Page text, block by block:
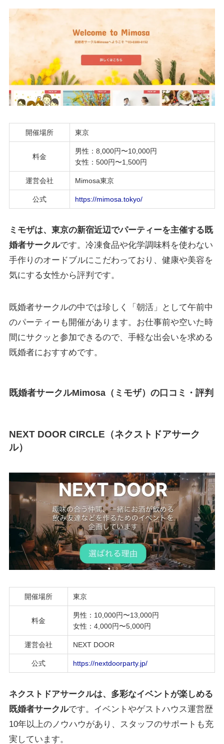
開催場所 東京
料金
男性：8,000円〜10,000円
女性：500円〜1,500円
運営会社 Mimosa東京
公式 https://mimosa.tokyo/
ミモザは、東京の新宿近辺でパーティーを主催する既
婚者サークルです。冷凍食品や化学調味料を使わない
手作りのオードブルにこだわっており、健康や美容を
気にする女性から評判です。
既婚者サークルの中では珍しく「朝活」として午前中
のパーティーも開催があります。お仕事前や空いた時
間にサクッと参加できるので、手軽な出会いを求める
既婚者におすすめです。
既婚者サークルMimosa（ミモザ）の口コミ・評判
NEXT DOOR CIRCLE（ネクストドアサーク
ル）
開催場所 東京
料金
男性：10,000円〜13,000円
女性：4,000円〜5,000円
運営会社 NEXT DOOR
公式 https://nextdoorparty.jp/
ネクストドアサークルは、多彩なイベントが楽しめる
既婚者サークルです。イベントやゲストハウス運営歴
10年以上のノウハウがあり、スタッフのサポートも充
実しています。